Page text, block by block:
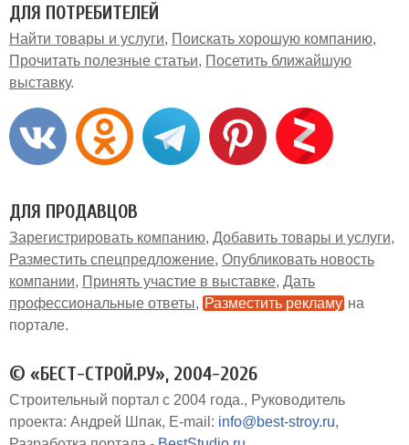
ДЛЯ ПОТРЕБИТЕЛЕЙ
Найти товары и услуги
Поискать хорошую компанию
Прочитать полезные статьи
Посетить ближайшую
выставку
ДЛЯ ПРОДАВЦОВ
Зарегистрировать компанию Добавить товары и услуги
Разместить спецпредложение Опубликовать новость
компании
Принять участие в выставке Дать
профессиональные ответы
Разместить рекламу на
портале
© «БЕСТ-СТРОЙ.РУ», 2004-2026
Строительный портал с 2004 года.
Руководитель
проекта: Андрей Шпак E-mail: info@best-stroy.ru